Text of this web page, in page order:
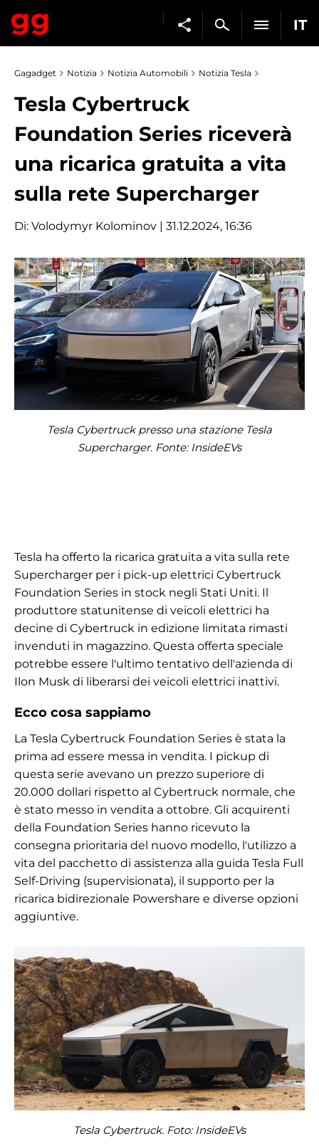
IT
Gagadget Notizia Notizia Automobili Notizia Tesla
Tesla Cybertruck
Foundation Series riceverà
una ricarica gratuita a vita
sulla rete Supercharger
Di: Volodymyr Kolominov | 31.12.2024, 16:36
Tesla Cybertruck presso una stazione Tesla
Supercharger. Fonte: InsideEVs
Tesla ha offerto la ricarica gratuita a vita sulla rete
Supercharger per i pick-up elettrici Cybertruck
Foundation Series in stock negli Stati Uniti. Il
produttore statunitense di veicoli elettrici ha
decine di Cybertruck in edizione limitata rimasti
invenduti in magazzino. Questa offerta speciale
potrebbe essere l'ultimo tentativo dell'azienda di
Ilon Musk di liberarsi dei veicoli elettrici inattivi.
Ecco cosa sappiamo
La Tesla Cybertruck Foundation Series è stata la
prima ad essere messa in vendita. I pickup di
questa serie avevano un prezzo superiore di
20.000 dollari rispetto al Cybertruck normale, che
è stato messo in vendita a ottobre. Gli acquirenti
della Foundation Series hanno ricevuto la
consegna prioritaria del nuovo modello, l'utilizzo a
vita del pacchetto di assistenza alla guida Tesla Full
Self-Driving (supervisionata), il supporto per la
ricarica bidirezionale Powershare e diverse opzioni
aggiuntive.
Tesla Cybertruck. Foto: InsideEVs